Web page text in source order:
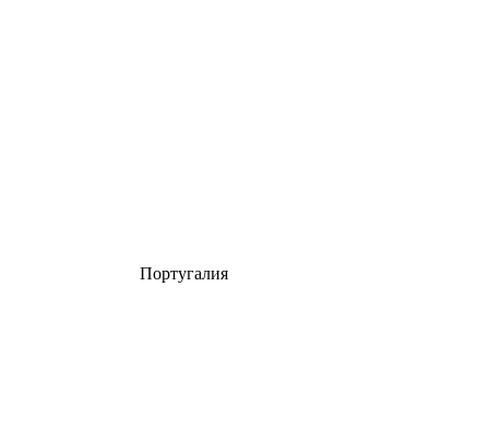
Португалия